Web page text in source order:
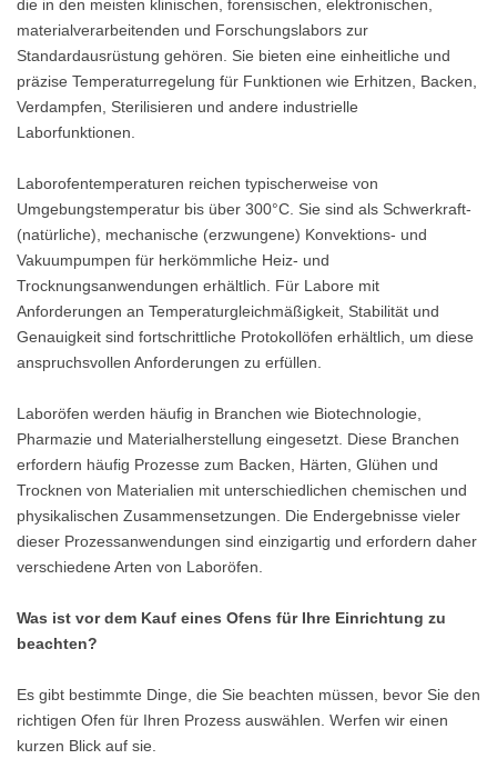
die in den meisten klinischen, forensischen, elektronischen,
materialverarbeitenden und Forschungslabors zur
Standardausrüstung gehören. Sie bieten eine einheitliche und
präzise Temperaturregelung für Funktionen wie Erhitzen, Backen,
Verdampfen, Sterilisieren und andere industrielle
Laborfunktionen.
Laborofentemperaturen reichen typischerweise von
Umgebungstemperatur bis über 300°C. Sie sind als Schwerkraft-
(natürliche), mechanische (erzwungene) Konvektions- und
Vakuumpumpen für herkömmliche Heiz- und
Trocknungsanwendungen erhältlich. Für Labore mit
Anforderungen an Temperaturgleichmäßigkeit, Stabilität und
Genauigkeit sind fortschrittliche Protokollöfen erhältlich, um diese
anspruchsvollen Anforderungen zu erfüllen.
Laboröfen werden häufig in Branchen wie Biotechnologie,
Pharmazie und Materialherstellung eingesetzt. Diese Branchen
erfordern häufig Prozesse zum Backen, Härten, Glühen und
Trocknen von Materialien mit unterschiedlichen chemischen und
physikalischen Zusammensetzungen. Die Endergebnisse vieler
dieser Prozessanwendungen sind einzigartig und erfordern daher
verschiedene Arten von Laboröfen.
Was ist vor dem Kauf eines Ofens für Ihre Einrichtung zu
beachten?
Es gibt bestimmte Dinge, die Sie beachten müssen, bevor Sie den
richtigen Ofen für Ihren Prozess auswählen. Werfen wir einen
kurzen Blick auf sie.